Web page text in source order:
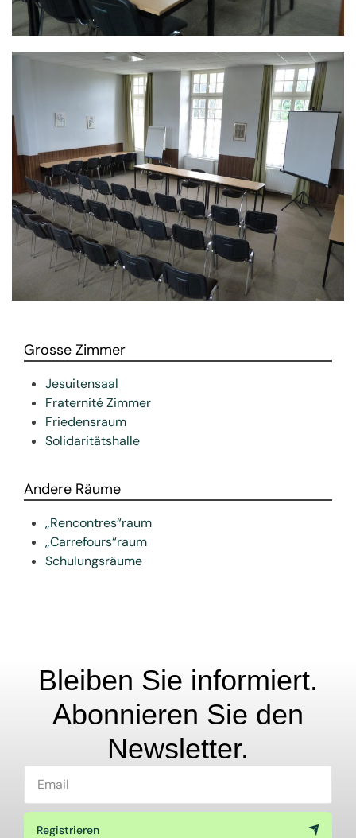
Grosse Zimmer
Jesuitensaal
Fraternité Zimmer
Friedensraum
Solidaritätshalle
Andere Räume
„Rencontres“raum
„Carrefours“raum
Schulungsräume
Bleiben Sie informiert.
Abonnieren Sie den
Newsletter.
Registrieren